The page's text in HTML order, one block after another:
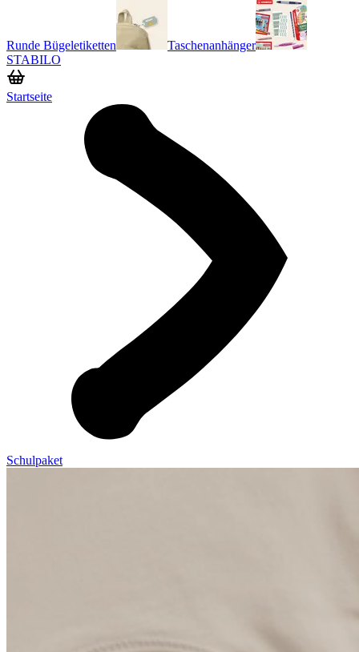
Runde Bügeletiketten
Taschenanhänger
STABILO
Startseite
Schulpaket